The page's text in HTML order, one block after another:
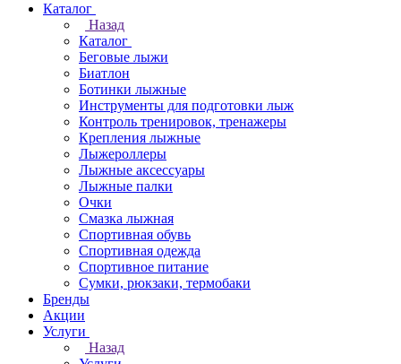
Каталог
Назад
Каталог
Беговые лыжи
Биатлон
Ботинки лыжные
Инструменты для подготовки лыж
Контроль тренировок, тренажеры
Крепления лыжные
Лыжероллеры
Лыжные аксессуары
Лыжные палки
Очки
Смазка лыжная
Спортивная обувь
Спортивная одежда
Спортивное питание
Сумки, рюкзаки, термобаки
Бренды
Акции
Услуги
Назад